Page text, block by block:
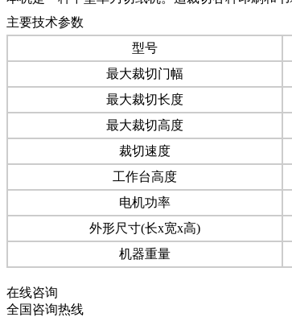
主要技术参数
型号
最大裁切门幅
最大裁切长度
最大裁切高度
裁切速度
工作台高度
电机功率
外形尺寸(长x宽x高)
机器重量
在线咨询
全国咨询热线